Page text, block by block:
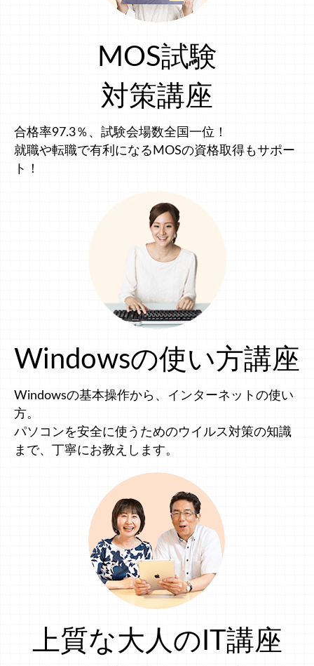
MOS試験
対策講座
合格率97.3％、試験会場数全国一位！
就職や転職で有利になるMOSの資格取得もサポー
ト！
Windowsの使い方講座
Windowsの基本操作から、インターネットの使い
方。
パソコンを安全に使うためのウイルス対策の知識
まで、丁寧にお教えします。
上質な大人のIT講座